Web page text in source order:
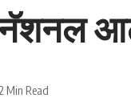
Min Read